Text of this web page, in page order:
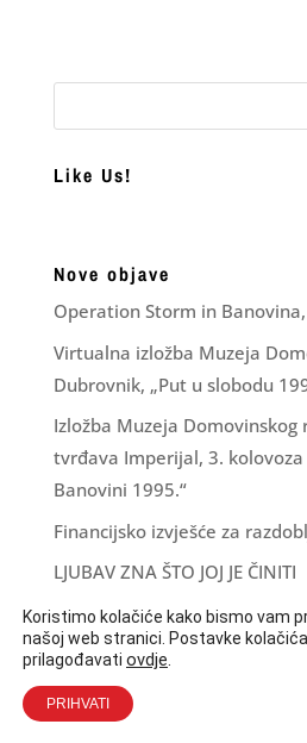
Like Us!
Nove objave
Operation Storm in
Virtualna izložba Muzeja
Dubrovnik, „Put u slobodu
Izložba Muzeja Domovinskog
tvrđava Imperijal, 3. kolovoza
Banovini 1995.“
Financijsko izvješće za
LJUBAV ZNA ŠTO JOJ JE ČINITI
Koristimo kolačiće kako bismo vam
našoj web stranici. Postavke
prilagođavati ovdje.
PRIHVATI